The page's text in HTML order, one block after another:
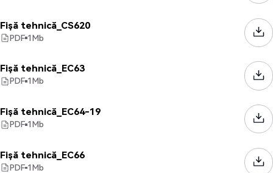
Fișă tehnică_CS620
PDF 1Mb
Fișă tehnică_EC63
PDF 1Mb
Fișă tehnică_EC64-19
PDF 1Mb
Fișă tehnică_EC66
PDF 1Mb